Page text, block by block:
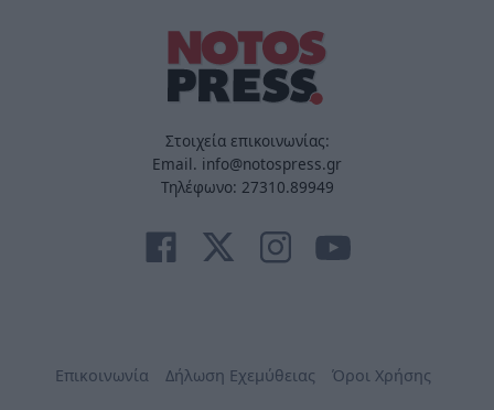
Στοιχεία επικοινωνίας:
Email. info@notospress.gr
Τηλέφωνο: 27310.89949
Επικοινωνία Δήλωση Εχεμύθειας Όροι Χρήσης